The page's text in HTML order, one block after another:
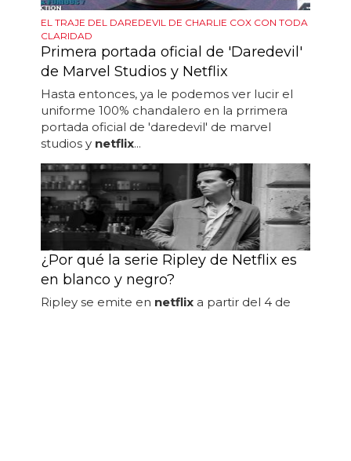
EL TRAJE DEL DAREDEVIL DE CHARLIE COX CON TODA
CLARIDAD
Primera portada oficial de 'Daredevil'
de Marvel Studios y Netflix
Hasta entonces, ya le podemos ver lucir el
uniforme 100% chandalero en la prrimera
portada oficial de 'daredevil' de marvel
studios y netflix...
¿Por qué la serie Ripley de Netflix es
en blanco y negro?
Ripley se emite en netflix a partir del 4 de